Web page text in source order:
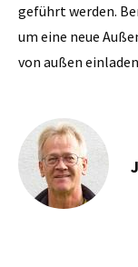
geführt werden.
um eine neue
von außen